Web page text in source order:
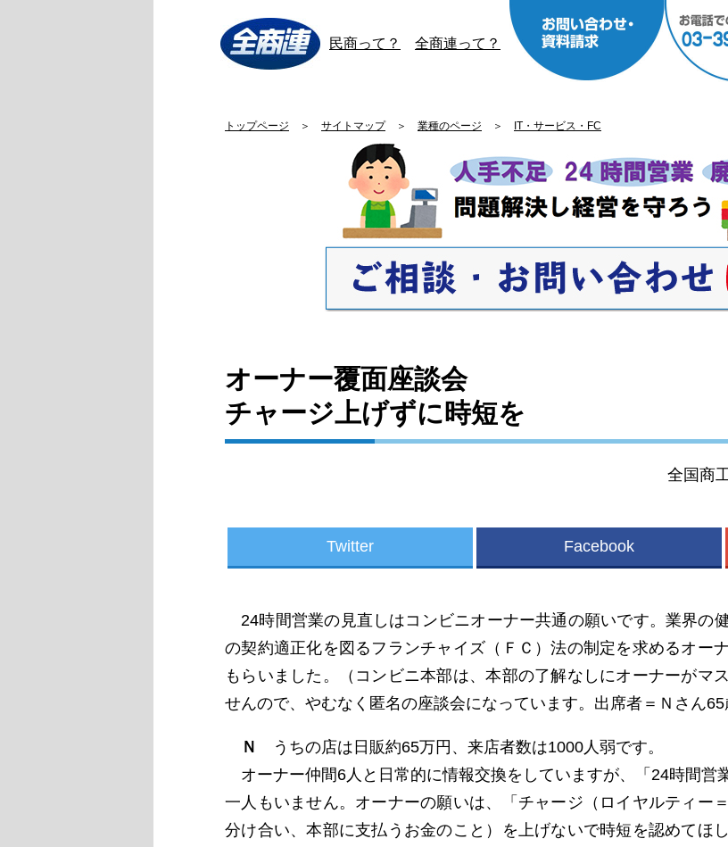
民商って？ 全商連って？
トップページ ＞ サイトマップ＞ 業種のページ ＞ IT・サービス・FC
オーナー覆面座談会
チャージ上げずに時短を
全国商
Twitter Facebook
24時間営業の見直しはコンビニオーナー共通の願いです。業界の
の契約適正化を図るフランチャイズ（ＦＣ）法の制定を求めるオー
もらいました。（コンビニ本部は、本部の了解なしにオーナーがマ
せんので、やむなく匿名の座談会になっています。出席者＝Ｎさん65
Ｎ
うちの店は日販約65万円、来店者数は1000人弱です。
オーナー仲間6人と日常的に情報交換をしていますが、「24時間営
一人もいません。オーナーの願いは、「チャージ（ロイヤルティー
分け合い、本部に支払うお金のこと）を上げないで時短を認めてほ